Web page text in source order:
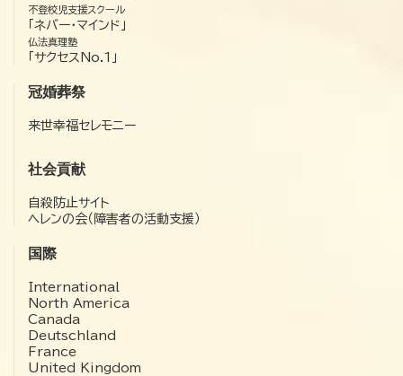
不登校児支援スクール
「ネバー・マインド」
仏法真理塾
「サクセスNo.1」
冠婚葬祭
来世幸福セレモニー
社会貢献
自殺防止サイト
ヘレンの会（障害者の活動支援）
国際
International
North America
Canada
Deutschland
France
United Kingdom